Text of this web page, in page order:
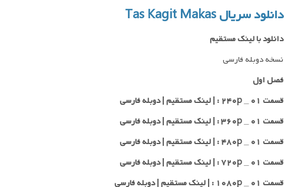
دانلود سریال Tas Kagit Makas
دانلود با لینک مستقیم
نسخه دوبله فارسی
فصل اول
قسمت ۰۱ _ ۲۴۰p : | لینک مستقیم | دوبله فارسی
قسمت ۰۱ _ ۳۶۰p : | لینک مستقیم | دوبله فارسی
قسمت ۰۱ _ ۴۸۰p : | لینک مستقیم | دوبله فارسی
قسمت ۰۱ _ ۷۲۰p : | لینک مستقیم | دوبله فارسی
قسمت ۰۱ _ ۱۰۸۰p : | لینک مستقیم | دوبله فارسی